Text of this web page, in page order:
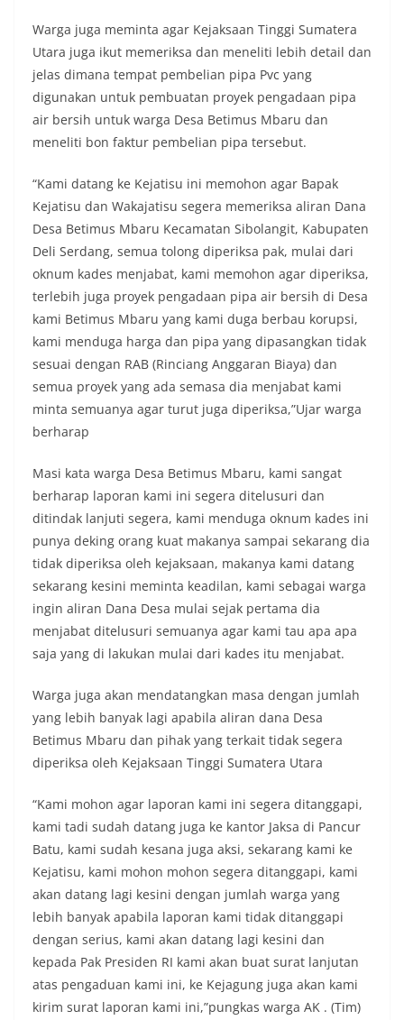
Kemerdekaan RI‎‎Medan, 5 Agustus 2026 — Dalam
rangka menyambut Hari Ulang Tahun
Kemerdekaan Republik Indonesia yang ke-81,
Bhabinkamtibmas Kelurahan Sunggal, Aiptu
Muliyadi Suraukur, melaksanakan kegiatan
sambang Door to Door System (DDS) kepada
warga di wilayah Kelurahan Sunggal, Kecamatan
Medan Sunggal, pada Rabu (05/08/2026).‎‎Kegiatan
hingga selesai, menyasar rumah-rumah warga di
beberapa lingkungan yang ada di kelurahan
tersebut.‎Sambang Langsung ke Rumah
Warga‎Dalam kegiatan ini, Aiptu Muliyadi
Suraukur mendatangi warga secara langsung dari
rumah ke rumah untuk menjalin silaturahmi
sekaligus menyampaikan pesan-pesan
kamtibmas. Kehadiran petugas disambut baik
oleh warga, yang sebagian besar tengah bersiap
menyambut momentum HUT Kemerdekaan RI
dengan berbagai persiapan di lingkungan
masing-masing.‎Dalam dialog yang berlangsung
akrab, Bhabinkamtibmas menyapa warga,
lingkungan tempat tinggal, serta membuka ruang
menyampaikan keluhan maupun informasi terkait
situasi kamtibmas di sekitar mereka.‎‎‎Salah satu
poin utama yang disampaikan dalam kegiatan
sambang ini adalah imbauan kepada warga untuk
memasang bendera Merah Putih secara penuh,
bukan setengah tiang, sebagai bentuk
penghormatan dan rasa cinta tanah air
menjelang perayaan HUT Kemerdekaan RI.
Petugas mengingatkan bahwa pemasangan
bendera dengan benar merupakan salah satu
wujud nyata partisipasi masyarakat dalam
Indonesia.‎‎”Kami mengimbau kepada seluruh
warga agar mulai mempersiapkan dan memasang
bendera Merah Putih di depan rumah masing-
masing secara penuh. Ini adalah bentuk
penghormatan kita bersama terhadap
kemerdekaan,” ujar Aiptu Muliyadi Suraukur saat
berdialog dengan warga.‎‎Ia juga menambahkan
agar warga memperhatikan kondisi bendera yang
akan dikibarkan, memastikan bendera dalam
keadaan bersih, tidak sobek, dan layak untuk
dikibarkan sebagai simbol kehormatan
negara.‎‎‎Selain menyampaikan imbauan terkait
bendera, kegiatan sambang DDS ini juga
dimanfaatkan sebagai sarana deteksi dini (early
warning) guna mengantisipasi potensi gangguan
keamanan dan ketertiban masyarakat
(Kamtibmas) di lingkungan tempat tinggal warga.
Warga juga meminta agar Kejaksaan Tinggi Sumatera
Utara juga ikut memeriksa dan meneliti lebih detail dan
jelas dimana tempat pembelian pipa Pvc yang
digunakan untuk pembuatan proyek pengadaan pipa
air bersih untuk warga Desa Betimus Mbaru dan
meneliti bon faktur pembelian pipa tersebut.
“Kami datang ke Kejatisu ini memohon agar Bapak
Kejatisu dan Wakajatisu segera memeriksa aliran Dana
Desa Betimus Mbaru Kecamatan Sibolangit, Kabupaten
Deli Serdang, semua tolong diperiksa pak, mulai dari
oknum kades menjabat, kami memohon agar diperiksa,
terlebih juga proyek pengadaan pipa air bersih di Desa
kami Betimus Mbaru yang kami duga berbau korupsi,
kami menduga harga dan pipa yang dipasangkan tidak
sesuai dengan RAB (Rinciang Anggaran Biaya) dan
semua proyek yang ada semasa dia menjabat kami
minta semuanya agar turut juga diperiksa,”Ujar warga
berharap
Masi kata warga Desa Betimus Mbaru, kami sangat
berharap laporan kami ini segera ditelusuri dan
ditindak lanjuti segera, kami menduga oknum kades ini
punya deking orang kuat makanya sampai sekarang dia
tidak diperiksa oleh kejaksaan, makanya kami datang
sekarang kesini meminta keadilan, kami sebagai warga
ingin aliran Dana Desa mulai sejak pertama dia
menjabat ditelusuri semuanya agar kami tau apa apa
saja yang di lakukan mulai dari kades itu menjabat.
Warga juga akan mendatangkan masa dengan jumlah
yang lebih banyak lagi apabila aliran dana Desa
Betimus Mbaru dan pihak yang terkait tidak segera
diperiksa oleh Kejaksaan Tinggi Sumatera Utara
“Kami mohon agar laporan kami ini segera ditanggapi,
kami tadi sudah datang juga ke kantor Jaksa di Pancur
Batu, kami sudah kesana juga aksi, sekarang kami ke
Kejatisu, kami mohon mohon segera ditanggapi, kami
akan datang lagi kesini dengan jumlah warga yang
lebih banyak apabila laporan kami tidak ditanggapi
dengan serius, kami akan datang lagi kesini dan
kepada Pak Presiden RI kami akan buat surat lanjutan
atas pengaduan kami ini, ke Kejagung juga akan kami
kirim surat laporan kami ini,”pungkas warga AK . (Tim)